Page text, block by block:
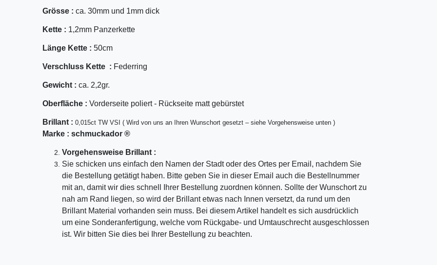
Grösse : ca. 30mm und 1mm dick
Kette : 1,2mm Panzerkette
Länge Kette : 50cm
Verschluss Kette : Federring
Gewicht : ca. 2,2gr.
Oberfläche : Vorderseite poliert - Rückseite matt gebürstet
Bril lant : 0,015ct TW VSI ( Wird von uns an Ihren Wunschort gesetzt – siehe Vorgehensweise unten )
Marke : schmuckador ®
Vorgehensweise Brillant :
Sie schicken uns einfach den Namen der Stadt oder des Ortes per Email, nachdem Sie
die Bestellung getätigt haben. Bitte geben Sie in dieser Email auch die Bestellnummer
mit an, damit wir dies schnell Ihrer Bestellung zuordnen können. Sollte der Wunschort zu
nah am Rand liegen, so wird der Brillant etwas nach Innen versetzt, da rund um den
Brillant Material vorhanden sein muss. Bei diesem Artikel handelt es sich ausdrücklich
um eine Sonderanfertigung, welche vom Rückgabe- und Umtauschrecht ausgeschlossen
ist. Wir bitten Sie dies bei Ihrer Bestellung zu beachten.